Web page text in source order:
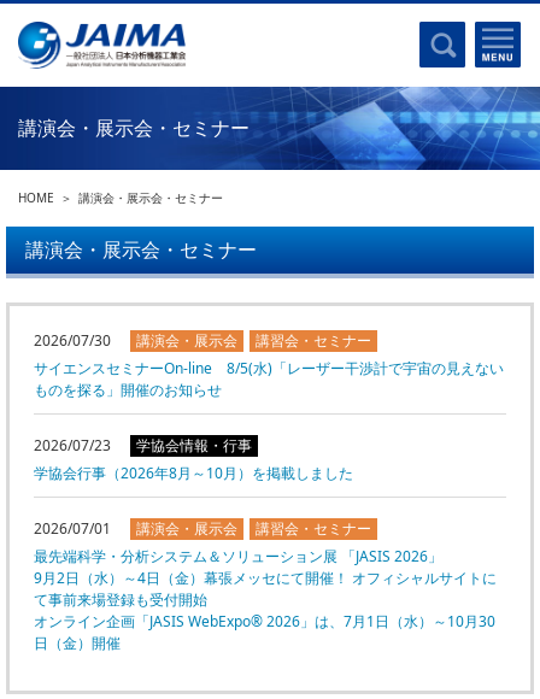
事業計画書
沿革
採用
関連リンク
JAIMAの取り組み
主な活動
分析機器・科学機器遺産認定
海外交流事業
製品含有化学物質規制 UPDATE
統計
委員会活動
協力企業との適正取引の推進
分析用X線検査装置他PCB廃棄物処理について
会員会社
はじめに
電磁波(光)
クロマトグラフ
質量分析
電子顕微鏡
熱分析
電気化学
電子線応用
バイオ関連
機器分析が支える、豊かな暮らしと産業のフロンティア
総論・各種分析法
環境
食品
ライフサイエンス
イメージング
講演会・展示会・セミナー
HOME 講演会・展示会・セミナー
講演会・展示会・セミナー
2026/07/30 講演会・展示会
講習会・セミナー
サイエンスセミナーOn-line 8/5(水)「レーザー干渉計で宇宙の見えない
ものを探る」開催のお知らせ
2026/07/23
学協会情報・行事
学協会行事（2026年8月～10月）を掲載しました
2026/07/01 講演会・展示会
講習会・セミナー
最先端科学・分析システム＆ソリューション展 「JASIS 2026」
9月2日（水）～4日（金）幕張メッセにて開催！ オフィシャルサイトに
て事前来場登録も受付開始
オンライン企画「JASIS WebExpo® 2026」は、7月1日（水）～10月30
日（金）開催